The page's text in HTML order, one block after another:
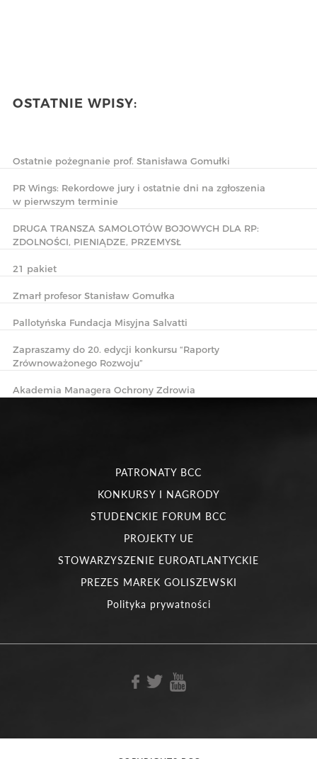
OSTATNIE WPISY:
Ostatnie pożegnanie prof. Stanisława Gomułki
PR Wings: Rekordowe jury i ostatnie dni na zgłoszenia
w pierwszym terminie
DRUGA TRANSZA SAMOLOTÓW BOJOWYCH DLA RP:
ZDOLNOŚCI, PIENIĄDZE, PRZEMYSŁ
21 pakiet
Zmarł profesor Stanisław Gomułka
Pallotyńska Fundacja Misyjna Salvatti
Zapraszamy do 20. edycji konkursu “Raporty
Zrównoważonego Rozwoju”
Akademia Managera Ochrony Zdrowia
PATRONATY BCC
KONKURSY I NAGRODY
STUDENCKIE FORUM BCC
PROJEKTY UE
STOWARZYSZENIE EUROATLANTYCKIE
PREZES MAREK GOLISZEWSKI
Polityka prywatności